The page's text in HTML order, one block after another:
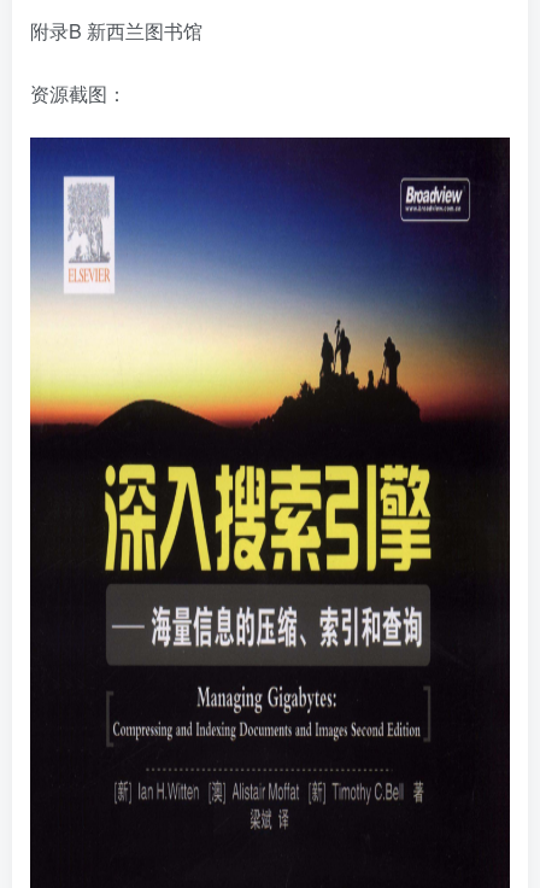
附录B 新西兰图书馆
资源截图：